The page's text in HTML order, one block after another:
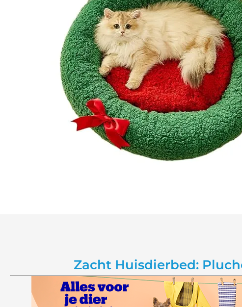
Zacht Huisdierbed: